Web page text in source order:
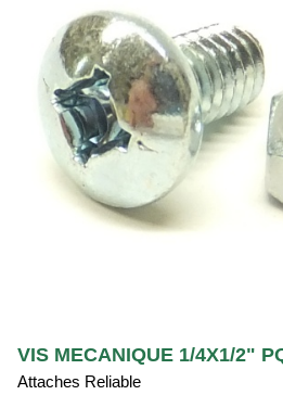
VIS MECANIQUE 1/4X1/2"
Attaches Reliable